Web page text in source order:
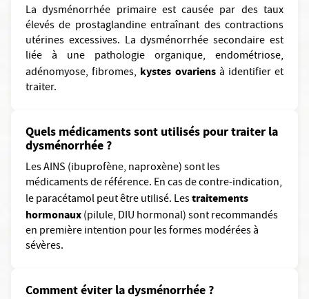
La dysménorrhée primaire est causée par des taux
élevés de prostaglandine entraînant des contractions
utérines excessives. La dysménorrhée secondaire est
liée à une pathologie organique, endométriose,
adénomyose, fibromes, kystes ovariens à identifier et
traiter.
Quels médicaments sont utilisés pour traiter la
dysménorrhée ?
Les AINS (ibuprofène, naproxène) sont les
médicaments de référence. En cas de contre-indication,
le paracétamol peut être utilisé. Lestraitements
hormonaux(pilule, DIU hormonal) sont recommandés
en première intention pour les formes modérées à
sévères.
Comment éviter la dysménorrhée ?